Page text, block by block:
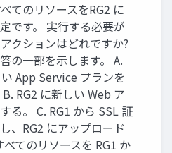
てのリソースをRG2 に
です。 実行する必要が
クションはどれですか?
の一部を示します。 A.
App Service プランを
RG2 に新しい Web ア
る。 C. RG1 から SSL 証
、RG2 にアップロード
べてのリソースを RG1 か